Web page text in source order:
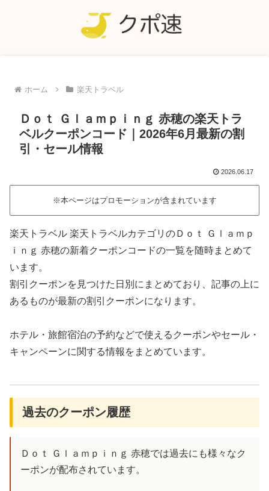
ホーム 楽天トラベル
Ｄｏｔ Ｇｌａｍｐｉｎｇ 赤穂の楽天トラ
ベルクーポンコード｜2026年6月最新の割
引・セール情報
2026.06.17
※本ページはプロモーションが含まれています
楽天トラベル 楽天トラベルカテゴリのＤｏｔ Ｇｌａｍｐ
ｉｎｇ 赤穂の新着クーポンコードの一覧を随時まとめて
います。
割引クーポンを見つけた日別にまとめており、記事の上に
あるものが最新の割引クーポンになります。
ホテル・旅館宿泊の予約などで使えるクーポンやセール・
キャンペーンに関する情報をまとめています。
過去のクーポン履歴
Ｄｏｔ Ｇｌａｍｐｉｎｇ 赤穂では過去にも様々なク
ーポンが配布されています。